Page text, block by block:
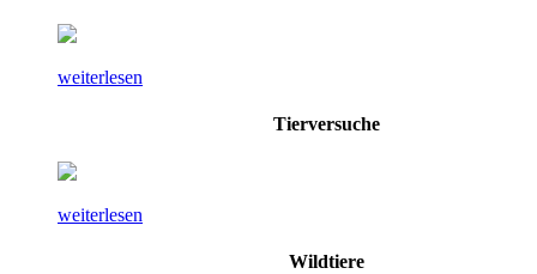
weiterlesen
Tierversuche
weiterlesen
Wildtiere